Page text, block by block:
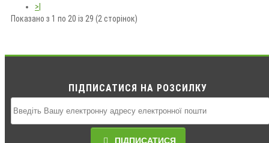
>|
Показано з 1 по 20 із 29 (2 сторінок)
ПІДПИСАТИСЯ НА РОЗСИЛКУ
ПІДПИСАТИСЯ